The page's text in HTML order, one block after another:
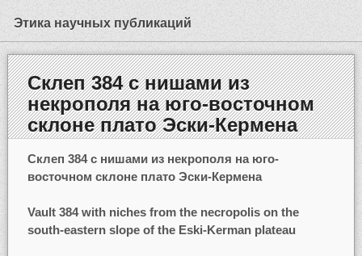
Этика научных публикаций
Склеп 384 с нишами из
некрополя на юго-восточном
склоне плато Эски-Кермена
Склеп 384 с нишами из некрополя на юго-
восточном склоне плато Эски-Кермена
Vault 384 with niches from the necropolis on the
south-eastern slope of the Eski-Kerman plateau